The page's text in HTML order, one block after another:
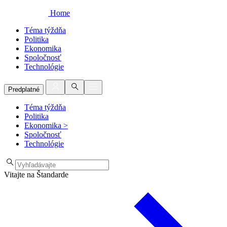
Home
Téma týždňa
Politika
Ekonomika
Spoločnosť
Technológie
Predplatné
Téma týždňa
Politika
Ekonomika >
Spoločnosť
Technológie
Vitajte na Štandarde